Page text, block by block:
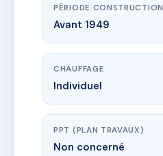
PÉRIODE CONSTRUCTION
Avant 1949
CHAUFFAGE
Individuel
PPT (PLAN TRAVAUX)
Non concerné